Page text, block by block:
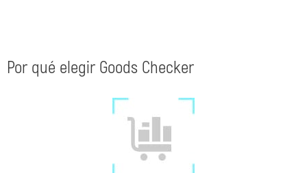
Por qué elegir Goods Checker